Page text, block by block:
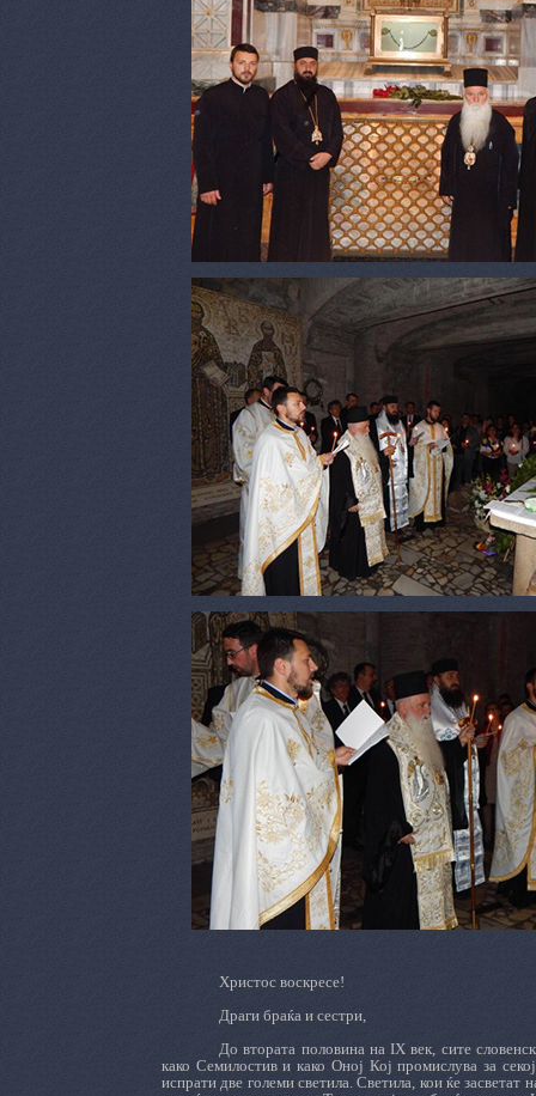
Христос воскресе!
Драги браќа и сестри,
До втората половина на IX век, сите
како Семилостив и како Оној Кој промислува за
испрати две големи светила. Светила, кои ќе